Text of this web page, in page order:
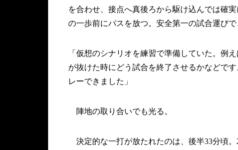
を合わせ、接点へ真後ろから駆け込んでは確
の一歩前にパスを放つ。安全第一の試合運びで
「仮想のシナリオを練習で準備していた。例
が抜けた時にどう試合を終了させるかなどで
レーできました」
陣地の取り合いでも光る。
決定的な一打が放たれたのは、後半33分頃